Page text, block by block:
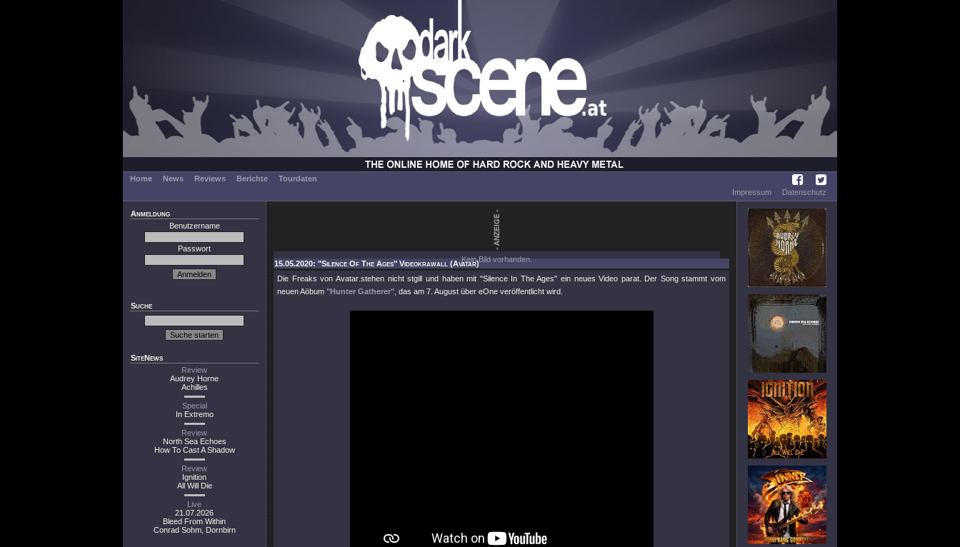
Home News Reviews Berichte
Tourdaten
Impressum
Datenschutz
Anmeldung
Benutzername
Passwort
Suche
SiteNews
Review
Audrey Horne
Achilles
Special
In Extremo
Review
North Sea Echoes
How To Cast A Shadow
Review
Ignition
All Will Die
Live
21.07.2026
Bleed From Within
Conrad Sohm, Dornbirn
Kein Bild vorhanden.
15.05.2020: "Silence Of The Ages" Videokrawall (Avatar)
Die Freaks von Avatar.stehen nicht stgill und haben mit "Silence In The Ages" ein neues Video parat. Der Song stammt vom
neuen Aöbum "Hunter Gatherer" , das am 7. August über eOne veröffentlicht wird.